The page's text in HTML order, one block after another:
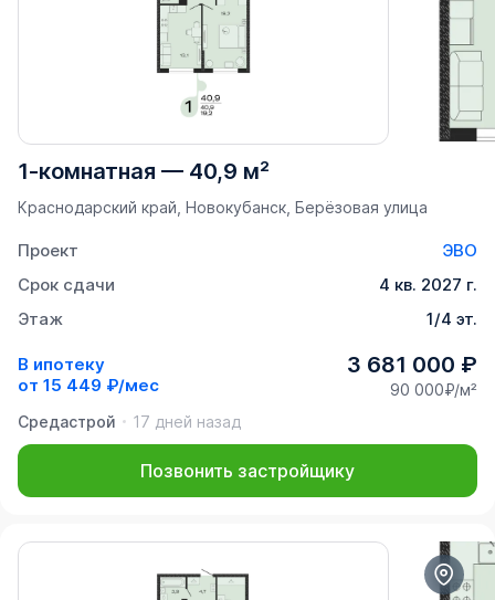
1-комнатная — 40,9 м²
Краснодарский край, Новокубанск, Берёзовая улица
Проект
ЭВО
Срок сдачи
4 кв. 2027 г.
Этаж
1/4 эт.
В ипотеку
от 15 449 ₽/мес
3 681 000 ₽
90 000₽/м²
Средастрой
17 дней назад
Позвонить застройщику